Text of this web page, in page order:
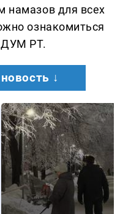
намазов для всех
ознакомиться
ДУМ РТ.
↓